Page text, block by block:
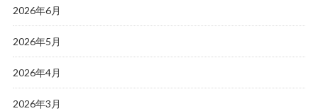
2026年6月
2026年5月
2026年4月
2026年3月